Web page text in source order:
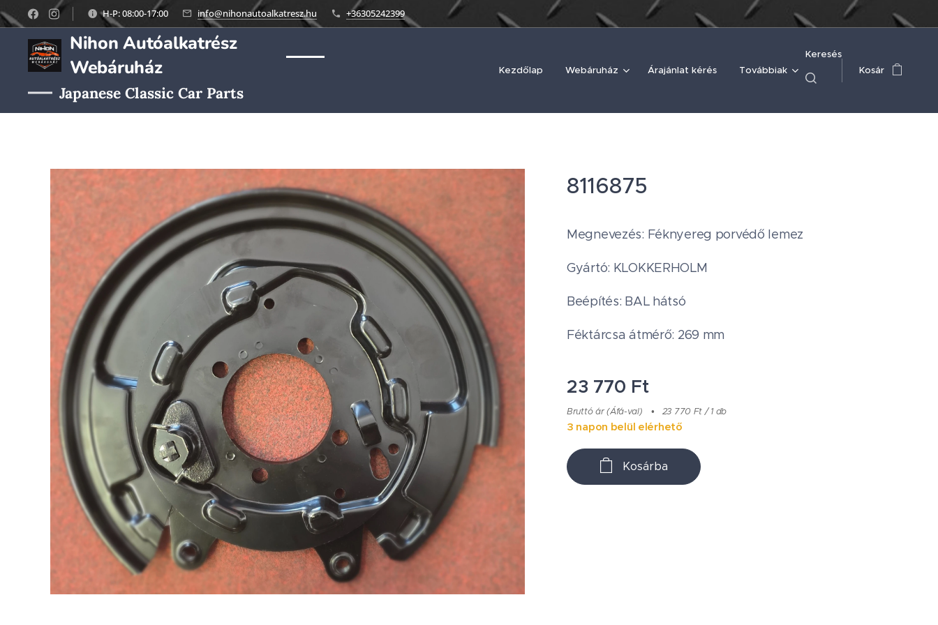
H-P: 08:00-17:00 info@nihonautoalkatresz.hu +36305242399
Nihon Autóalkatrész
Webáruház
Japanese Classic Car Parts
Kezdőlap Webáruház Árajánlat kérés Továbbiak
Keresés
Kosár
8116875
Megnevezés: Féknyereg porvédő lemez
Gyártó: KLOKKERHOLM
Beépítés: BAL hátsó
Féktárcsa átmérő: 269 mm
23 770 Ft
Bruttó ár (Áfá-val) 23 770 Ft / 1 db
3 napon belül elérhető
Kosárba